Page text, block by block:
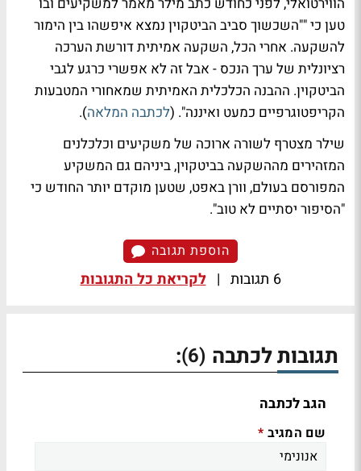
טען כי ""השכשוך סביב הביטקוין נמצא איפשהו בין הימור
להשקעה. אחרי הכל, השקעה אמיתית דורשת הערכה
רציונלית של ערך הנכס - אבל זה לא אפשרי כרגע לגבי
הביטקוין. ההבנה הכלכלית האמיתית שמאחורי המטבעות
הקריפטוגרפיים כמעט ואיננה". (לכתבה המלאה).
שילר מצטרף לשורה ארוכה של משקיעים וכלכלנים
המזהירים מההשקעה בביטקוין, ביניהם גם המשקיע
המפורסם בעולם, וורן באפט, שטען מוקדם יותר החודש כי
"הסיפור יסתיים לא טוב".
הוספת תגובה
6 תגובות | לקריאת כל התגובות
תגובות לכתבה (6)
:
הגב לכתבה
שם המגיב *